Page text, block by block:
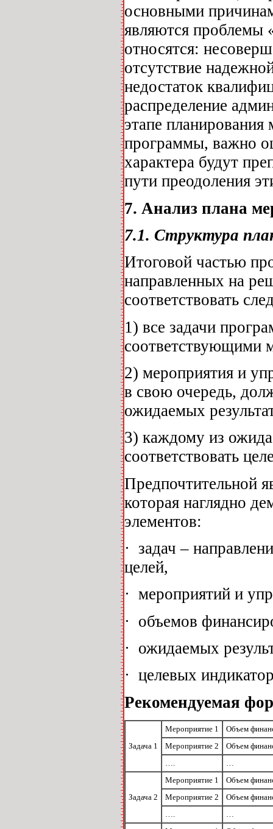
основными
являются проблемы
относятся:
отсутствие
недостаток
распределение
этапе
программы, важно
характера будут
пути преодоления
7. Анализ плана
7.1. Структура
Итоговой частью
направленных на
соответствовать
1) все задачи
соответствующими
2) мероприятия и
в свою очередь,
ожидаемых
3) каждому из
соответствовать
Предпочтительной
которая наглядно
элементов:
· задач –
целей,
· мероприятий и
· объемов
· ожидаемых
· целевых
Рекомендуемая
Задача 1
Мероприятие 1
Объем
Мероприятие 2
Объем
Задача 2
Мероприятие 1
Объем
Мероприятие 2
Объем